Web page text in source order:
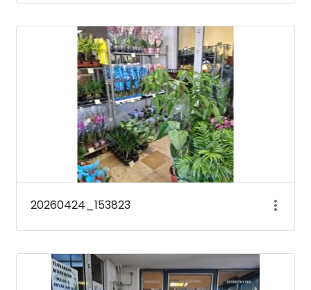
20260424_153823